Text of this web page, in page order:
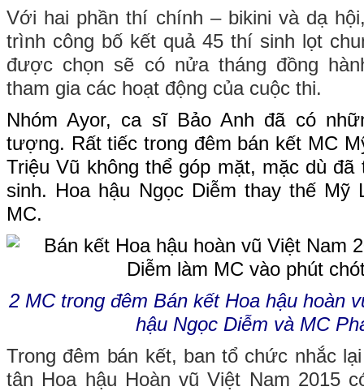
Với hai phần thí chính – bikini và dạ
trình công bố kết quả 45 thí sinh lọt
được chọn sẽ có nửa tháng đồng
tham gia các hoạt động của cuộc thi.
Nhóm Ayor, ca sĩ Bảo Anh đã có
tượng. Rất tiếc trong đêm bán kết MC
Triệu Vũ không thể góp mặt, mặc dù
sinh. Hoa hậu Ngọc Diễm thay thế Mỹ
MC.
2 MC trong đêm Bán kết Hoa hậu hoàn
hậu Ngọc Diễm và MC
Trong đêm bán kết, ban tổ chức nhắc
tân Hoa hậu Hoàn vũ Việt Nam 2015